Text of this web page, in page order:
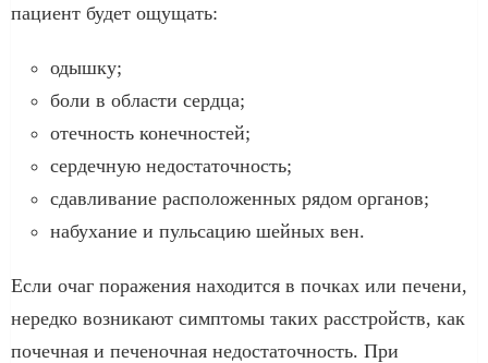
пациент будет ощущать:
одышку;
боли в области сердца;
отечность конечностей;
сердечную недостаточность;
сдавливание расположенных рядом органов;
набухание и пульсацию шейных вен.
Если очаг поражения находится в почках или печени,
нередко возникают симптомы таких расстройств, как
почечная и печеночная недостаточность. При